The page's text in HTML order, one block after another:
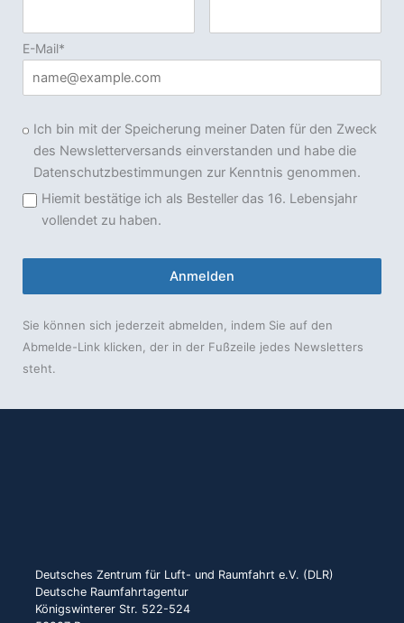
E-Mail*
Ich bin mit der Speicherung meiner Daten für den Zweck
des Newsletterversands einverstanden und habe die
Datenschutzbestimmungen zur Kenntnis genommen.
Hiemit bestätige ich als Besteller das 16. Lebensjahr
vollendet zu haben.
Anmelden
Sie können sich jederzeit abmelden, indem Sie auf den
Abmelde-Link klicken, der in der Fußzeile jedes Newsletters
steht.
Deutsches Zentrum für Luft- und Raumfahrt e.V. (DLR)
Deutsche Raumfahrtagentur
Königswinterer Str. 522-524